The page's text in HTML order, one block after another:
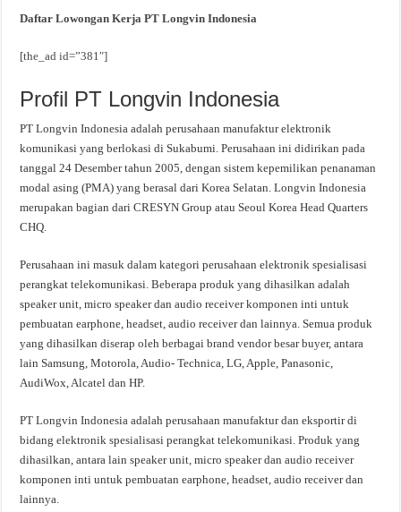
Daftar Lowongan Kerja PT Longvin Indonesia
[the_ad id=”381″]
Profil PT Longvin Indonesia
PT Longvin Indonesia adalah perusahaan manufaktur elektronik
komunikasi yang berlokasi di Sukabumi. Perusahaan ini didirikan pada
tanggal 24 Desember tahun 2005, dengan sistem kepemilikan penanaman
modal asing (PMA) yang berasal dari Korea Selatan. Longvin Indonesia
merupakan bagian dari CRESYN Group atau Seoul Korea Head Quarters
CHQ.
Perusahaan ini masuk dalam kategori perusahaan elektronik spesialisasi
perangkat telekomunikasi. Beberapa produk yang dihasilkan adalah
speaker unit, micro speaker dan audio receiver komponen inti untuk
pembuatan earphone, headset, audio receiver dan lainnya. Semua produk
yang dihasilkan diserap oleh berbagai brand vendor besar buyer, antara
lain Samsung, Motorola, Audio- Technica, LG, Apple, Panasonic,
AudiWox, Alcatel dan HP.
PT Longvin Indonesia adalah perusahaan manufaktur dan eksportir di
bidang elektronik spesialisasi perangkat telekomunikasi. Produk yang
dihasilkan, antara lain speaker unit, micro speaker dan audio receiver
komponen inti untuk pembuatan earphone, headset, audio receiver dan
lainnya.